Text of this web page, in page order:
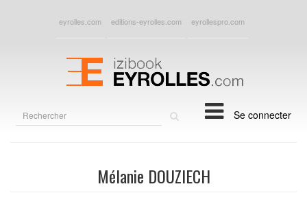
eyrolles.com editions-eyrolles.com eyrollespro.com
Se connecter
Mélanie DOUZIECH